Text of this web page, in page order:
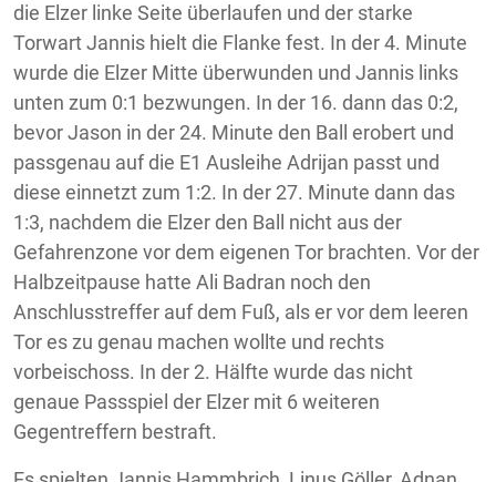
die Elzer linke Seite überlaufen und der starke
Torwart Jannis hielt die Flanke fest. In der 4. Minute
wurde die Elzer Mitte überwunden und Jannis links
unten zum 0:1 bezwungen. In der 16. dann das 0:2,
bevor Jason in der 24. Minute den Ball erobert und
passgenau auf die E1 Ausleihe Adrijan passt und
diese einnetzt zum 1:2. In der 27. Minute dann das
1:3, nachdem die Elzer den Ball nicht aus der
Gefahrenzone vor dem eigenen Tor brachten. Vor der
Halbzeitpause hatte Ali Badran noch den
Anschlusstreffer auf dem Fuß, als er vor dem leeren
Tor es zu genau machen wollte und rechts
vorbeischoss. In der 2. Hälfte wurde das nicht
genaue Passspiel der Elzer mit 6 weiteren
Gegentreffern bestraft.